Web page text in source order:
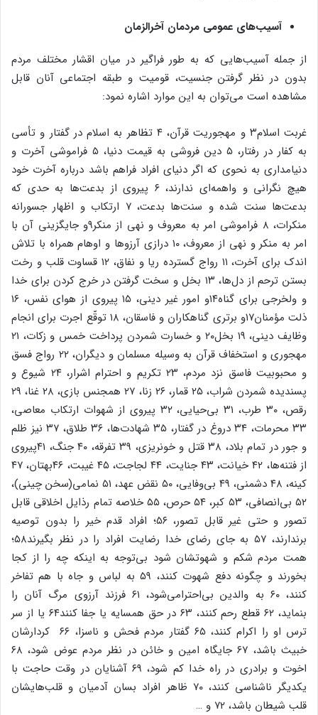
آسیب‌های عمومی مردمان آخرالزمان
از جمله آسیب‌هایی که به طور فراگیر در میان اقشار مختلف مردم
بدون در نظر گرفتن جنسیت، قومیت و طبقه اجتماعی آنان قابل
مشاهده است می‌توان به این موارد اشاره نمود:
غربت اسلام۳ و مهجوریت قرآن، ۴ تظاهر به اسلام در گفتار و تأسی
به کفار در رفتار، ۵ دین فروشی به قیمت دنیا، ۵ فراموشی آخرت و
دنیامداری به نحوی که اگر دنیای افراد فراهم باشد درباره آخرت خود
هیچ نگرانی و واهمه‌ای ندارند، ۶ پیروی از بدعت‌ها به حدی که
بدعت‌ها سنت شده و سنت‌ها بدعت، ۷ ارتکاب و اظهار جسورانه
منکرات، ۸ فراموشی امر به معروف و نهی از منکر۹و جایگزینی آن با
امر به منکر و نهی از معروف، ۱۰ درازی آرزوها و اوهام همراه با تلاش
اندک برای آخرت، ۱۱ رواج گسترده ریا و نفاق، ۱۲ قساوت قلب و رخت
بستن ترحم از دل‌ها، ۱۳ بخل و سخت گرفتن در خرج کردن برای خدا
و ولخرجی برای گناه۱۴و امور غیر دینی، ۱۵ پیروی از هوای نفس، ۱۶
ذلت مؤمنان۱۷و برتری گناهکاران و فاسقان، ۱۸ توقّع اجرت برای انجام
وظایف دینی، ۱۹ بخل۲۰ و خسارت شمردن پرداخت خمس و زکات، ۲۱
مهجوری و استخفاف قرآن به وسیله مسلمان و دیگران، ۲۲ رواج فسق
و محبوبیت فاسق نزد مردم، ۲۳ تکریم و احترام اشرار، ۲۴ شیوع و
پسندیده شمردن شراب، ۲۵ قمار، ۲۶ زنا، ۲۷ همجنس بازی، ۲۸ غنا، ۲۹
رقص، ۳۰ طرب، ۳۱ بی‌حیایی، ۳۲ پیروی از شهوات ارتکاب معاصی،
۳۳ محرمات، ۳۴ دروغ در گفتار، ۳۵ شهادت‌ها، ۳۶ طلاق، ۳۷ نیز ظلم
و جور در تمام بلاد، ۳۸ قتل و خونریزی، ۳۹ تفرقه، ۴۰ جنگ، ۴۱پیروی
از فتنه‌ها، ۴۲ خیانت، ۴۳ جنایت، ۴۴ لجاجت، ۴۵ غیبت، ۴۶بهتان، ۴۷
کینه، ۴۸ دشمنی، ۴۹ بی‌وفایی، ۵۰ نقض عهد، ۵۱ نمامی(سخن چینی)،
۵۲ بی‌انصافی، ۵۳ کبر، ۵۴ حرص، ۵۵ خلاصه تمام رذایل اخلاقی قابل
تصور و حتی غیر قابل تصور، ۵۶؛ افراد قدم خیر را بدون توصیه
برندارند، ۵۷ به جای رضای خدا رضایت افراد را در نظر بگیرند۵۸؛
همت مردم شکم و شهوتشان شود بی‌توجه به اینکه چه را از کجا
بخورند و چگونه دفع شهوت کنند، ۵۹ به لباس و جاه با هم تفاخر
کنند، ۶۰ به والدین بی‌احترامی‌شود، ۶۱ فرزند آرزوی مرگ آنان را
بنماید، ۶۲ قطع رحم کنند، ۶۳ در حق همسایه یا جفا کنند۶۴ یا از سر
ترس او را اکرام کنند، ۶۵ گفتار مردم فحش و ناسزا، ۶۶ کردارشان
خبیث باشد، ۶۷ جایگاه امین و خائن در نظر مردم عوض شود، ۶۸
اخوت و برادری در راه خدا کم شود، ۶۹ آشنایان در وقت حاجت با
یکدیگر ناشناسی کنند، ۷۰ ظاهر افراد بسان آدمیان و قلب‌هایشان
قلب شیطان باشد، ۷۲ و …